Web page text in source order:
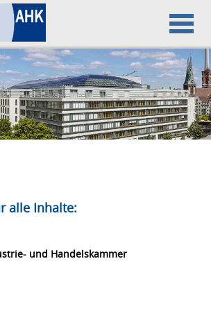
alle Inhalte:
und Handelskammer